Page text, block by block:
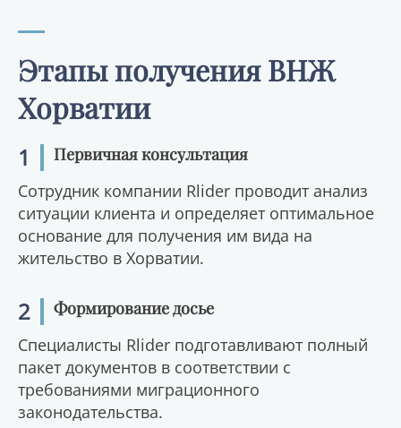
Этапы получения ВНЖ
Хорватии
1
Первичная консультация
Сотрудник компании Rlider проводит анализ
ситуации клиента и определяет оптимальное
основание для получения им вида на
жительство в Хорватии.
2
Формирование досье
Специалисты Rlider подготавливают полный
пакет документов в соответствии с
требованиями миграционного
законодательства.